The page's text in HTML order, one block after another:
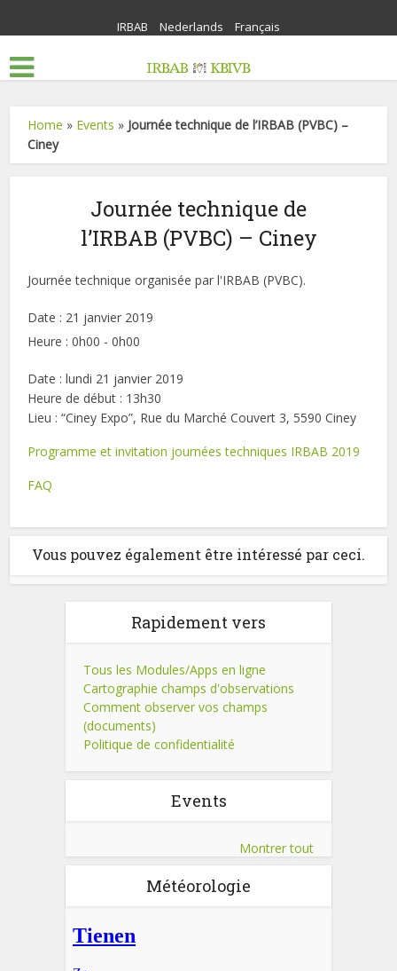
IRBAB Nederlands Français
Home » Events » Journée technique de l’IRBAB (PVBC) –
Ciney
Journée technique de
l’IRBAB (PVBC) – Ciney
Journée technique organisée par l'IRBAB (PVBC).
Date : 21 janvier 2019
Heure :0h00 - 0h00
Date : lundi 21 janvier 2019
Heure de début : 13h30
Lieu : “Ciney Expo”, Rue du Marché Couvert 3, 5590 Ciney
Programme et invitation journées techniques IRBAB 2019
FAQ
Vous pouvez également être intéressé par ceci.
Rapidement vers
Tous les Modules/Apps en ligne
Cartographie champs d'observations
Comment observer vos champs
(documents)
Politique de confidentialité
Events
Montrer tout
Météorologie